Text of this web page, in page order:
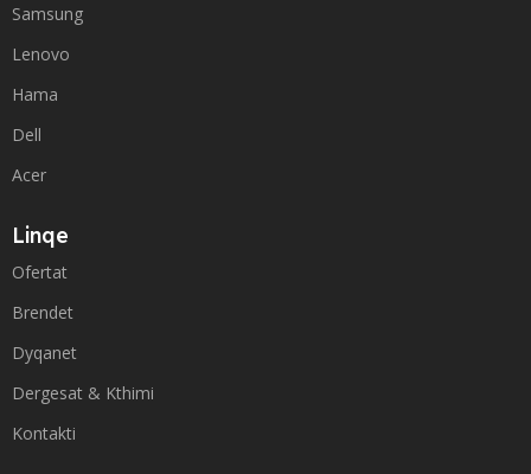
Samsung
Lenovo
Hama
Dell
Acer
Linqe
Ofertat
Brendet
Dyqanet
Dergesat & Kthimi
Kontakti